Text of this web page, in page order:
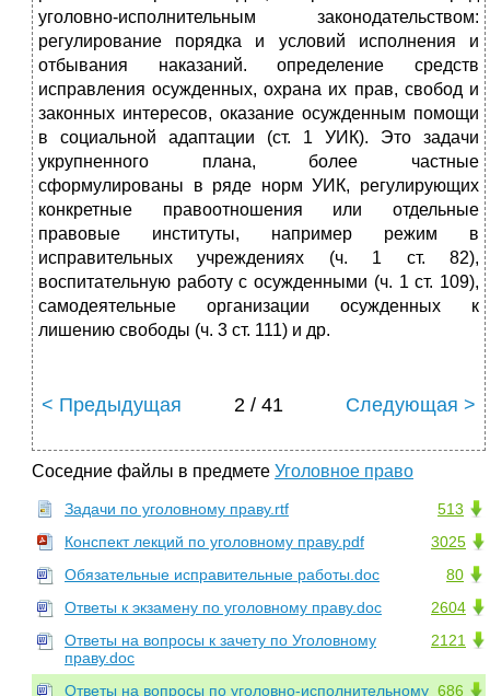
уголовно-исполнительным законодательством:
регулирование порядка и условий исполнения и
отбывания наказаний. определение средств
исправления осужденных, охрана их прав, свобод и
законных интересов, оказание осужденным помощи
в социальной адаптации (ст. 1 УИК). Это задачи
укрупненного плана, более частные
сформулированы в ряде норм УИК, регулирующих
конкретные правоотношения или отдельные
правовые институты, например режим в
исправительных учреждениях (ч. 1 ст. 82),
воспитательную работу с осужденными (ч. 1 ст. 109),
самодеятельные организации осужденных к
лишению свободы (ч. 3 ст. 111) и др.
< Предыдущая 2 / 41 Следующая >
Соседние файлы в предмете Уголовное право
513
Задачи по уголовному праву.rtf
3025
Конспект лекций по уголовному праву.pdf
80
Обязательные исправительные работы.doc
2604
Ответы к экзамену по уголовному праву.doc
2121
Ответы на вопросы к зачету по Уголовному
праву.doc
686
Ответы на вопросы по уголовно-исполнительному